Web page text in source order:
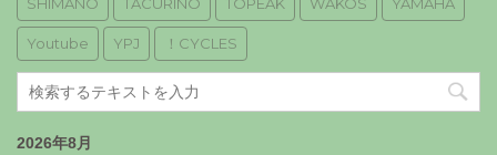
Youtube YPJ ！CYCLES
2026年8月